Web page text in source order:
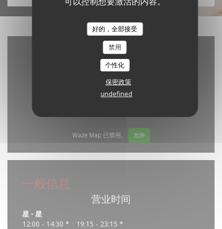
好的，全部接受
禁用
个性化
保密政策
undefined
Waze Map 已禁用。 允许
一般信息
营业时间
星 - 星
12:00 - 14:30 * • 19:15 - 23:15 *